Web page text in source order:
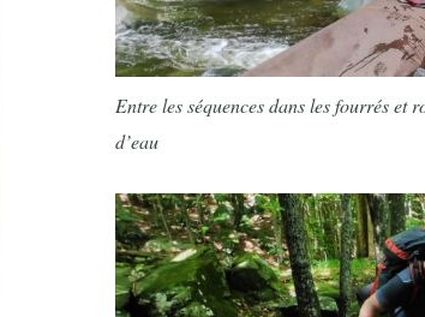
Entre les séquences dans les fourrés et
d’eau